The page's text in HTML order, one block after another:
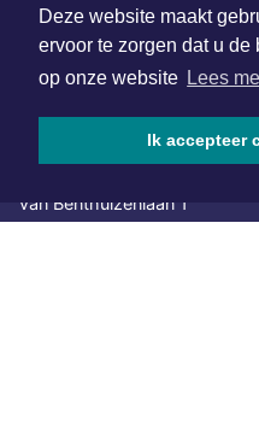
Deze website maakt
ervoor te zorgen dat u de
op onze website Lees
Ik accepteer
| Nieuws |
van Benthuizenlaan 1
1701 BZ Heerhugowaard